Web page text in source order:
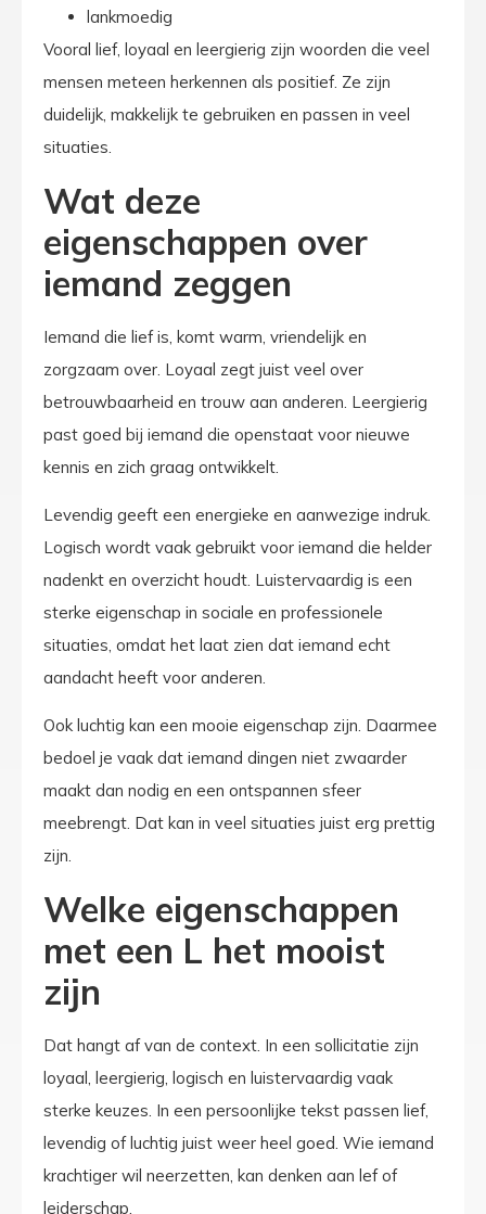
lankmoedig
Vooral lief, loyaal en leergierig zijn woorden die veel
mensen meteen herkennen als positief. Ze zijn
duidelijk, makkelijk te gebruiken en passen in veel
situaties.
Wat deze
eigenschappen over
iemand zeggen
Iemand die lief is, komt warm, vriendelijk en
zorgzaam over. Loyaal zegt juist veel over
betrouwbaarheid en trouw aan anderen. Leergierig
past goed bij iemand die openstaat voor nieuwe
kennis en zich graag ontwikkelt.
Levendig geeft een energieke en aanwezige indruk.
Logisch wordt vaak gebruikt voor iemand die helder
nadenkt en overzicht houdt. Luistervaardig is een
sterke eigenschap in sociale en professionele
situaties, omdat het laat zien dat iemand echt
aandacht heeft voor anderen.
Ook luchtig kan een mooie eigenschap zijn. Daarmee
bedoel je vaak dat iemand dingen niet zwaarder
maakt dan nodig en een ontspannen sfeer
meebrengt. Dat kan in veel situaties juist erg prettig
zijn.
Welke eigenschappen
met een L het mooist
zijn
Dat hangt af van de context. In een sollicitatie zijn
loyaal, leergierig, logisch en luistervaardig vaak
sterke keuzes. In een persoonlijke tekst passen lief,
levendig of luchtig juist weer heel goed. Wie iemand
krachtiger wil neerzetten, kan denken aan lef of
leiderschap.